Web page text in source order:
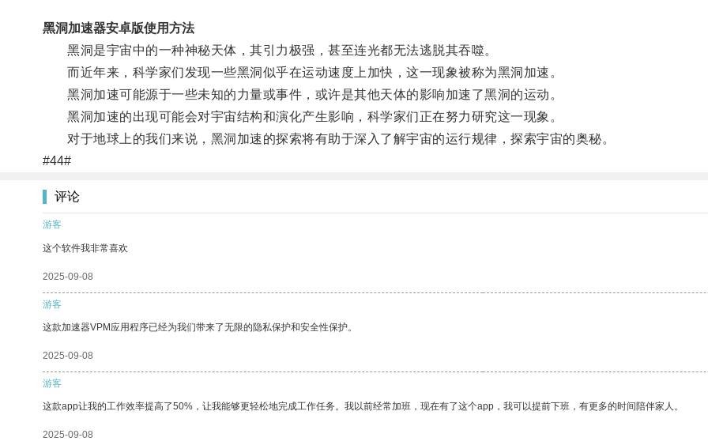
黑洞加速器安卓版使用方法
黑洞是宇宙中的一种神秘天体，其引力极强，甚至连光都无法逃脱其吞噬。
而近年来，科学家们发现一些黑洞似乎在运动速度上加快，这一现象被称为黑洞加速。
黑洞加速可能源于一些未知的力量或事件，或许是其他天体的影响加速了黑洞的运动。
黑洞加速的出现可能会对宇宙结构和演化产生影响，科学家们正在努力研究这一现象。
对于地球上的我们来说，黑洞加速的探索将有助于深入了解宇宙的运行规律，探索宇宙的奥秘。
#44#
评论
游客
这个软件我非常喜欢
2025-09-08
游客
这款加速器VPM应用程序已经为我们带来了无限的隐私保护和安全性保护。
2025-09-08
游客
这款app让我的工作效率提高了50%，让我能够更轻松地完成工作任务。我以前经常加班，现在有了这个app，我可以提前下班，有更多的时间陪伴家人。
2025-09-08